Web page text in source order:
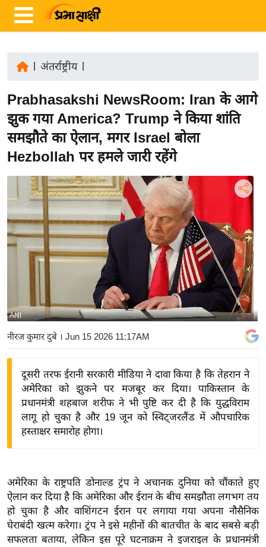
ज़ा
ख
ब
र
य
अं
त
र्रा
ज़
द्यो
शे
ष
ज्ञ
रा
य
अंतर्राष्ट्रीय|
Prabhasakshi NewsRoom: Iran के आगे
झुक गया America? Trump ने किया शांति
समझौते का ऐलान, मगर Israel बोला
Hezbollah पर हमले जारी रहेंगे
ANI
नीरज कुमार दुबे । Jun 15 2026 11:17AM
दूसरी तरफ ईरानी सरकारी मीडिया ने दावा किया है कि तेहरान ने
अमेरिका को झुकने पर मजबूर कर दिया। पाकिस्तान के
प्रधानमंत्री शहबाज शरीफ ने भी पुष्टि कर दी है कि युद्धविराम
लागू हो चुका है और 19 जून को स्विट्जरलैंड में औपचारिक
हस्ताक्षर समारोह होगा।
अमेरिका के राष्ट्रपति डोनाल्ड ट्रंप ने अचानक दुनिया को चौंकाते हुए
ऐलान कर दिया है कि अमेरिका और ईरान के बीच समझौता लगभग तय
हो चुका है और वाशिंगटन ईरान पर लगाया गया अपना नौसैनिक
घेराबंदी खत्म करेगा। ट्रंप ने इसे महीनों की बातचीत के बाद सबसे बड़ी
सफलता बताया, लेकिन इस पूरे घटनाक्रम ने इजराइल के प्रधानमंत्री